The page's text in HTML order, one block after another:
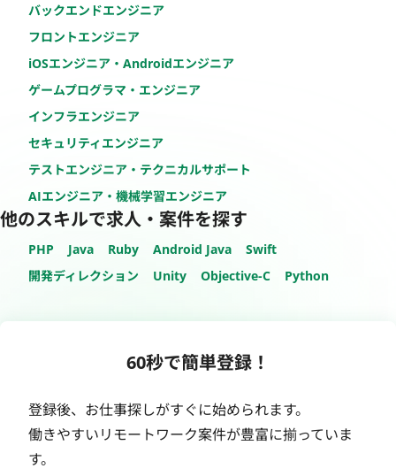
バックエンドエンジニア
フロントエンジニア
iOSエンジニア・Androidエンジニア
ゲームプログラマ・エンジニア
インフラエンジニア
セキュリティエンジニア
テストエンジニア・テクニカルサポート
AIエンジニア・機械学習エンジニア
他のスキルで求人・案件を探す
PHP Java Ruby Android Java
Swift
開発ディレクション
Unity Objective-C Python
60秒で簡単登録！
登録後、お仕事探しがすぐに始められます。
働きやすいリモートワーク案件が豊富に揃っていま
す。